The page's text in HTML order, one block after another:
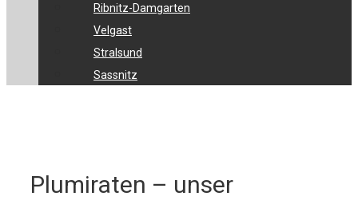
Ribnitz-Damgarten
Velgast
Stralsund
Sassnitz
Plumiraten – unser